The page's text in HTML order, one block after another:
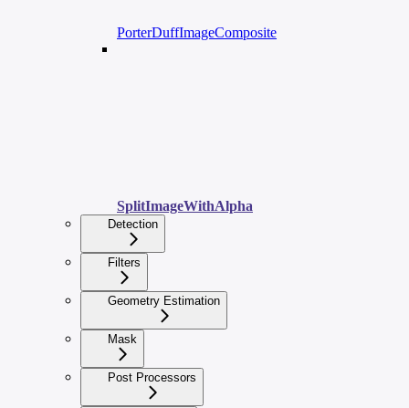
PorterDuffImageComposite
SplitImageWithAlpha
Detection
Filters
Geometry Estimation
Mask
Post Processors